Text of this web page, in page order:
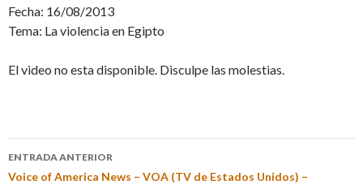
Fecha: 16/08/2013
Tema: La violencia en Egipto
El video no esta disponible. Disculpe las molestias.
ENTRADA ANTERIOR
Voice of America News – VOA (TV de Estados Unidos) –